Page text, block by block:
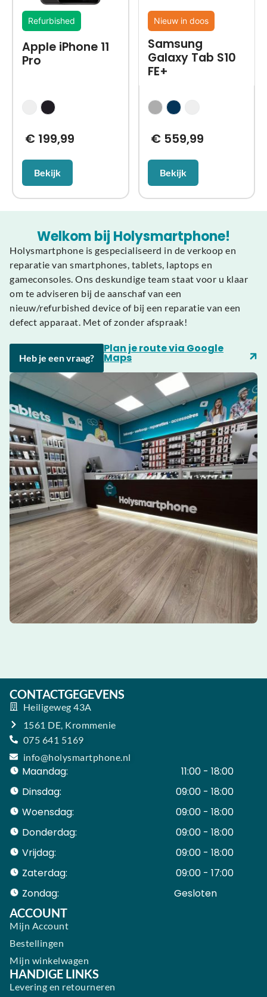
Refurbished
Apple iPhone 11
Pro
€199,99
Bekijk
Nieuw in doos
Samsung
Galaxy Tab S10
FE+
€ 559,99
Bekijk
Welkom bij Holysmartphone!
Holysmartphone is gespecialiseerd in de verkoop en
reparatie van smartphones, tablets, laptops en
gameconsoles. Ons deskundige team staat voor u klaar
om te adviseren bij de aanschaf van een
nieuw/refurbished device of bij een reparatie van een
defect apparaat. Met of zonder afspraak!
Heb je een vraag?
Plan je route via Google
Maps
CONTACTGEGEVENS
Heiligeweg 43A
1561 DE, Krommenie
075 641 5169
info@holysmartphone.nl
Maandag:
11:00 - 18:00
Dinsdag:
09:00 - 18:00
Woensdag:
09:00 - 18:00
Donderdag:
09:00 - 18:00
Vrijdag:
09:00 - 18:00
Zaterdag:
09:00 - 17:00
Zondag:
Gesloten ​ ​ ​ ​ ​ ​ ​
ACCOUNT
Mijn Account
Bestellingen
Mijn winkelwagen
HANDIGE LINKS
Levering en retourneren